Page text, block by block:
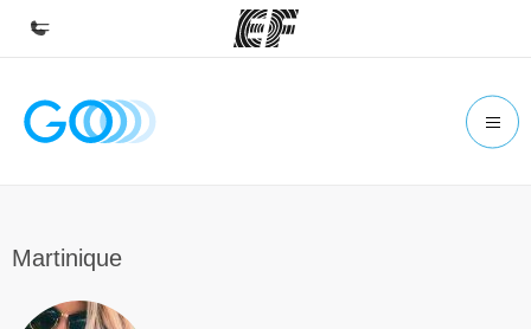
Início
Encontre um escritório
Martinique